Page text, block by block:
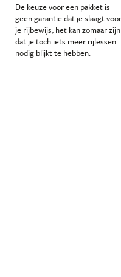
De keuze voor een pakket is
geen garantie dat je slaagt voor
je rijbewijs, het kan zomaar zijn
dat je toch iets meer rijlessen
nodig blijkt te hebben.